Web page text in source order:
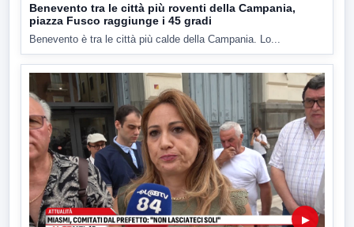
Benevento tra le città più roventi della Campania,
piazza Fusco raggiunge i 45 gradi
Benevento è tra le città più calde della Campania. Lo...
▶